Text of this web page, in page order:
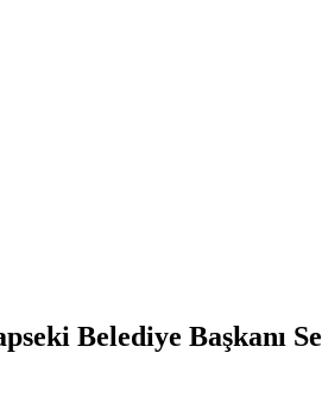
Belediye Başkanı